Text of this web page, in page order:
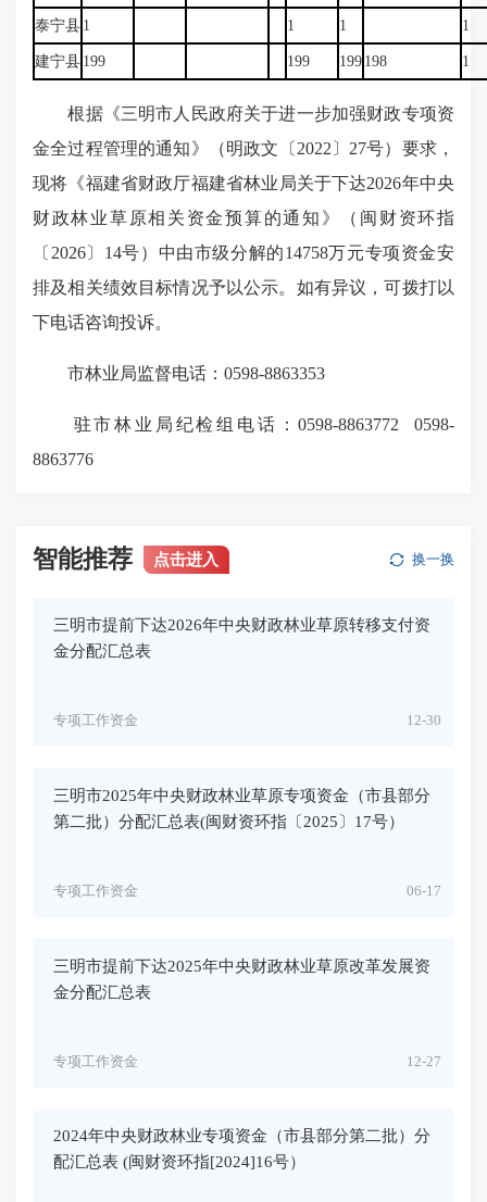
泰宁县 1 1 1 1
建宁县 199 199 199 198 1
根据《三明市人民政府关于进一步加强财政专项资
金全过程管理的通知》（明政文〔2022〕27号）要求，
现将《福建省财政厅福建省林业局关于下达2026年中央
财政林业草原相关资金预算的通知》（闽财资环指
〔2026〕14号）中由市级分解的14758万元专项资金安
排及相关绩效目标情况予以公示。如有异议，可拨打以
下电话咨询投诉。
市林业局监督电话：0598-8863353
驻市林业局纪检组电话：0598-8863772 0598-
8863776
智能推荐 点击进入 换一换
三明市提前下达2026年中央财政林业草原转移支付资
金分配汇总表
12-30
专项工作资金
三明市2025年中央财政林业草原专项资金（市县部分
第二批）分配汇总表(闽财资环指〔2025〕17号）
06-17
专项工作资金
三明市提前下达2025年中央财政林业草原改革发展资
金分配汇总表
12-27
专项工作资金
2024年中央财政林业专项资金（市县部分第二批）分
配汇总表 (闽财资环指[2024]16号）